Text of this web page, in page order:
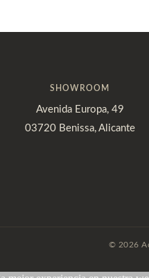
SHOWROOM
Avenida Europa, 49
03720 Benissa, Alicante
© 2026